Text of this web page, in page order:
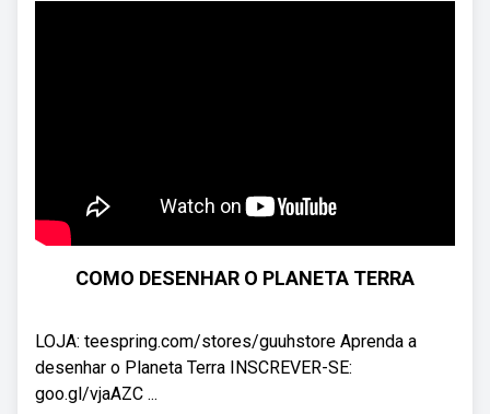
COMO DESENHAR O PLANETA TERRA
LOJA: teespring.com/stores/guuhstore Aprenda a
desenhar o Planeta Terra INSCREVER-SE:
goo.gl/vjaAZC ...